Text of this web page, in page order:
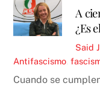
A
¿Es
Said
Antifascismo ,
Cuando se